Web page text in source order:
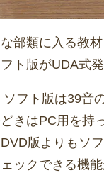
部類に入る教
ト版がUDA式発
フト版は39音
きはPC用を持
版よりもソ
ックできる機